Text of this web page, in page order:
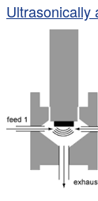
Ultrasonically